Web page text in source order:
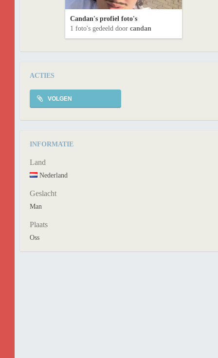
Candan's profiel foto's
1 foto's gedeeld door candan
ACTIES
VOLGEN
INFORMATIE
Land
Nederland
Geslacht
Man
Plaats
Oss